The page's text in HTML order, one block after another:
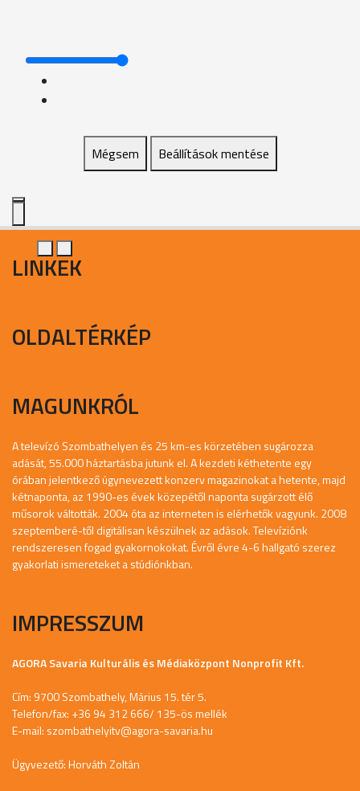
Mégsem Beállítások mentése
LINKEK
OLDALTÉRKÉP
MAGUNKRÓL
A televízó Szombathelyen és 25 km-es körzetében sugározza
adását, 55.000 háztartásba jutunk el. A kezdeti kéthetente egy
órában jelentkező úgynevezett konzerv magazinokat a hetente, majd
kétnaponta, az 1990-es évek közepétől naponta sugárzott élő
műsorok váltották. 2004 óta az interneten is elérhetők vagyunk. 2008
szeptemberé-től digitálisan készülnek az adások. Televíziónk
rendszeresen fogad gyakornokokat. Évről évre 4-6 hallgató szerez
gyakorlati ismereteket a stúdiónkban.
IMPRESSZUM
AGORA Savaria Kulturális és Médiaközpont Nonprofit Kft.
Cím: 9700 Szombathely, Márius 15. tér 5.
Telefon/fax: +36 94 312 666/ 135-ös mellék
E-mail: szombathelyitv@agora-savaria.hu
Ügyvezető: Horváth Zoltán